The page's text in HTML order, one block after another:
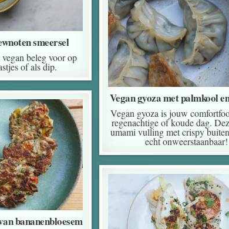
smeersel
beleg voor op
of als dip.
Vegan gyoza met palmkool
Vegan gyoza is jouw
regenachtige of koude dag.
umami vulling met crispy
echt onweerstaanbaar!
bananenbloesem